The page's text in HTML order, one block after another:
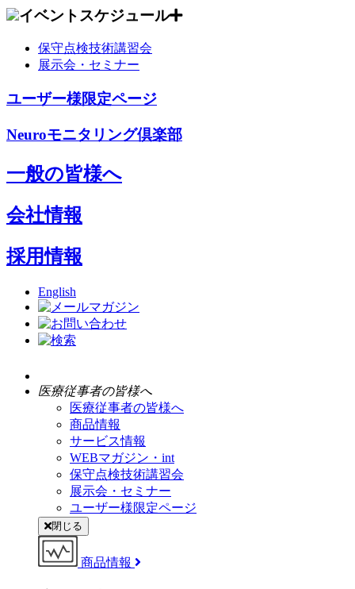
イベントスケジュール
保守点検技術講習会
展示会・セミナー
ユーザー様限定ページ
Neuroモニタリング倶楽部
一般の皆様へ
会社情報
採用情報
English
医療従事者の皆様へ
医療従事者の皆様へ
商品情報
サービス情報
WEBマガジン・int
保守点検技術講習会
展示会・セミナー
ユーザー様限定ページ
閉じる
商品情報